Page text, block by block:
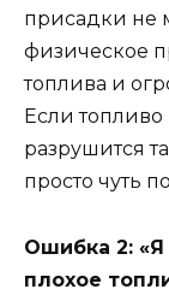
присадки не
физическое
топлива и
Если
разрушится
просто чуть
Ошибка 2: «Я
плохое